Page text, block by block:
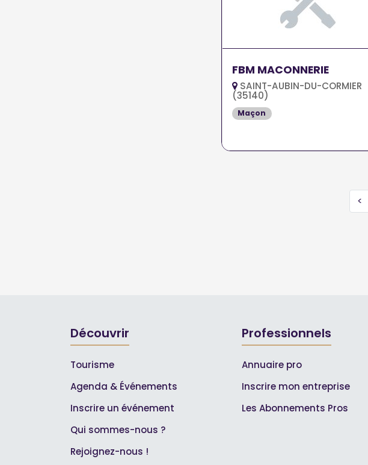
FBM MACONNERIE
SAINT-AUBIN-DU-CORMIER
(35140)
Maçon
<
Découvrir
Tourisme
Agenda & Événements
Inscrire un événement
Qui sommes-nous ?
Rejoignez-nous !
Professionnels
Annuaire pro
Inscrire mon entreprise
Les Abonnements Pros